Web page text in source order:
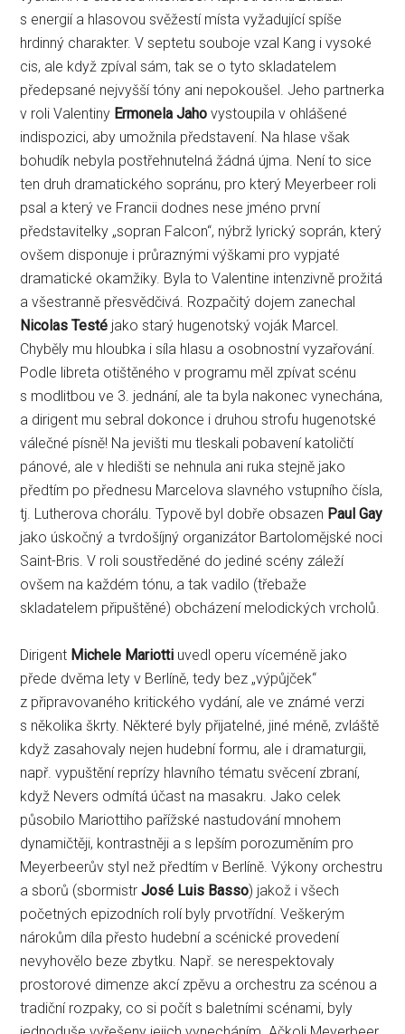
s energií a hlasovou svěžestí místa vyžadující spíše
hrdinný charakter. V septetu souboje vzal Kang i vysoké
cis, ale když zpíval sám, tak se o tyto skladatelem
předepsané nejvyšší tóny ani nepokoušel. Jeho partnerka
v roli Valentiny Ermonela Jaho vystoupila v ohlášené
indispozici, aby umožnila představení. Na hlase však
bohudík nebyla postřehnutelná žádná újma. Není to sice
ten druh dramatického sopránu, pro který Meyerbeer roli
psal a který ve Francii dodnes nese jméno první
představitelky „sopran Falcon“, nýbrž lyrický soprán, který
ovšem disponuje i průraznými výškami pro vypjaté
dramatické okamžiky. Byla to Valentine intenzivně prožitá
a všestranně přesvědčivá. Rozpačitý dojem zanechal
Nicolas Testé jako starý hugenotský voják Marcel.
Chyběly mu hloubka i síla hlasu a osobnostní vyzařování.
Podle libreta otištěného v programu měl zpívat scénu
s modlitbou ve 3. jednání, ale ta byla nakonec vynechána,
a dirigent mu sebral dokonce i druhou strofu hugenotské
válečné písně! Na jevišti mu tleskali pobavení katoličtí
pánové, ale v hledišti se nehnula ani ruka stejně jako
předtím po přednesu Marcelova slavného vstupního čísla,
tj. Lutherova chorálu. Typově byl dobře obsazen Paul Gay
jako úskočný a tvrdošíjný organizátor Bartolomějské noci
Saint-Bris. V roli soustředěné do jediné scény záleží
ovšem na každém tónu, a tak vadilo (třebaže
skladatelem připuštěné) obcházení melodických vrcholů.
Dirigent Michele Mariotti uvedl operu víceméně jako
přede dvěma lety v Berlíně, tedy bez „výpůjček“
z připravovaného kritického vydání, ale ve známé verzi
s několika škrty. Některé byly přijatelné, jiné méně, zvláště
když zasahovaly nejen hudební formu, ale i dramaturgii,
např. vypuštění reprízy hlavního tématu svěcení zbraní,
když Nevers odmítá účast na masakru. Jako celek
působilo Mariottiho pařížské nastudování mnohem
dynamičtěji, kontrastněji a s lepším porozuměním pro
Meyerbeerův styl než předtím v Berlíně. Výkony orchestru
a sborů (sbormistrJosé Luis Basso) jakož i všech
početných epizodních rolí byly prvotřídní. Veškerým
nárokům díla přesto hudební a scénické provedení
nevyhovělo beze zbytku. Např. se nerespektovaly
prostorové dimenze akcí zpěvu a orchestru za scénou a
tradiční rozpaky, co si počít s baletními scénami, byly